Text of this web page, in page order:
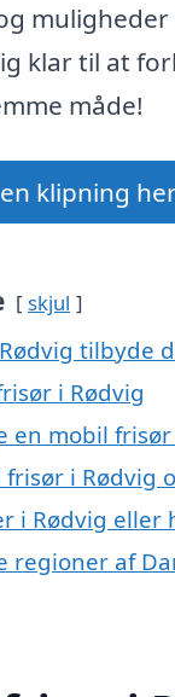
klar til at
måde!
klipning
skjul
tilbyde
i Rødvig
en mobil frisør
i Rødvig
i Rødvig eller
regioner af